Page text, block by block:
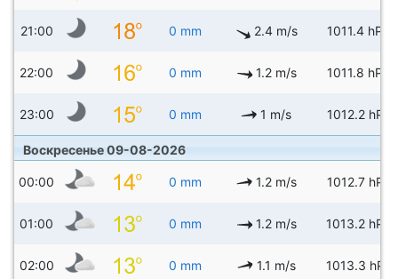
21:00 0 mm 2.4 m/s 1011.4 hPa
22:00 0 mm 1.2 m/s 1011.8 hPa
23:00 0 mm 1 m/s 1012.2 hPa
Воскресенье 09-08-2026
00:00 0 mm 1.2 m/s 1012.7 hPa
01:00 0 mm 1.2 m/s 1013.2 hPa
02:00 0 mm 1.1 m/s 1013.3 hPa